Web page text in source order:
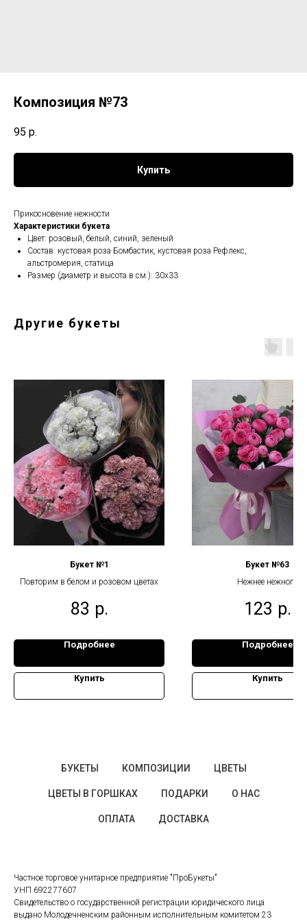
Композиция №73
95 р.
Купить
Прикосновение нежности
Характеристики букета
Цвет: розовый, белый, синий, зеленый
Состав: кустовая роза Бомбастик, кустовая роза Рефлекс,
альстромерия, статица
Размер (диаметр и высота в см.): 30х33
Другие букеты
Букет №1
Повторим в белом и розовом цветах
83 р.
Подробнее
Купить
Букет №63
Нежнее нежного
123 р.
Подробнее
Купить
БУКЕТЫ КОМПОЗИЦИИ ЦВЕТЫ
ЦВЕТЫ В ГОРШКАХ ПОДАРКИ О НАС
ОПЛАТА ДОСТАВКА
Частное торговое унитарное предприятие "ПроБукеты"
УНП 692277607
Свидетельство о государственной регистрации юридического лица
выдано Молодечненским районным исполнительным комитетом 23